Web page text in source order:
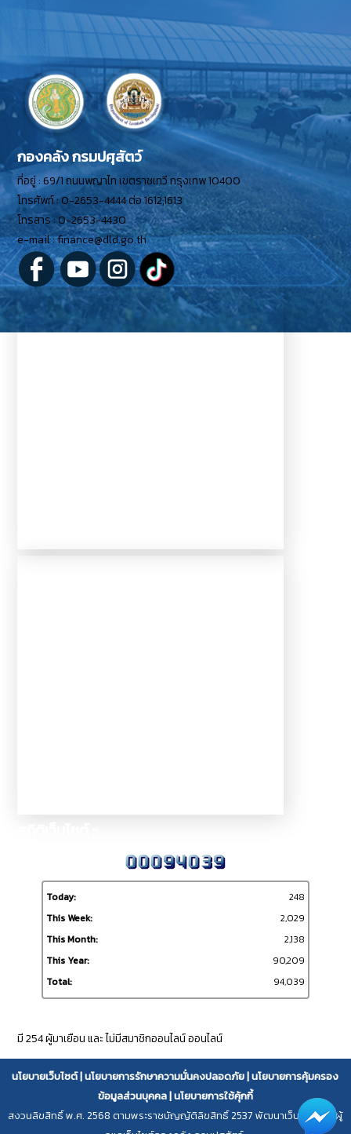
กองคลัง กรมปศุสัตว์
ที่อยู่ : 69/1 ถนนพญาไท เขตราชเทวี กรุงเทพ 10400
โทรศัพท์ : 0-2653-4444 ต่อ 1612,1613
โทรสาร : 0-2653-4430
e-mail : finance@dld.go.th
Today:
248
This Week:
2,029
This Month:
2,138
This Year:
90,209
Total:
94,039
มี 254 ผู้มาเยือน และ ไม่มีสมาชิกออนไลน์ ออนไลน์
นโยบายเว็บไซต์|นโยบายการรักษาความมั่นคงปลอดภัย|นโยบายการคุ้มครอง
ข้อมูลส่วนบุคคล|นโยบายการใช้คุ้กกี้
สงวนลิขสิทธิ์ พ.ศ. 2568 ตามพระราชบัญญัติลิขสิทธิ์ 2537 พัฒนาเว็บไซต์โดย ผู้